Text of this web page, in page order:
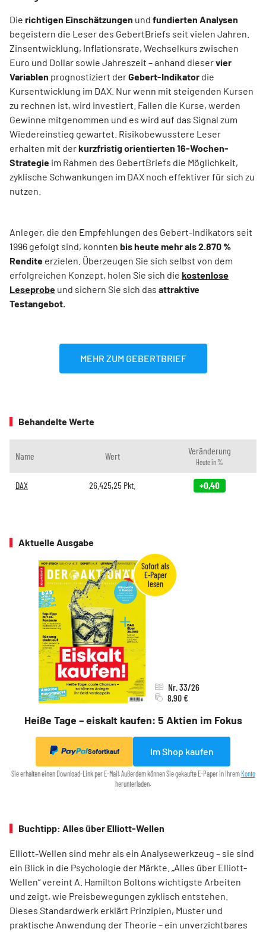
Die richtigen Einschätzungen und fundierten Analysen
begeistern die Leser des GebertBriefs seit vielen Jahren.
Zinsentwicklung, Inflationsrate, Wechselkurs zwischen
Euro und Dollar sowie Jahreszeit – anhand dieservier
Variablen prognostiziert derGebert-Indikator die
Kursentwicklung im DAX. Nur wenn mit steigenden Kursen
zu rechnen ist, wird investiert. Fallen die Kurse, werden
Gewinne mitgenommen und es wird auf das Signal zum
Wiedereinstieg gewartet. Risikobewusstere Leser
erhalten mit derkurzfristig orientierten 16-Wochen-
Strategie im Rahmen des GebertBriefs die Möglichkeit,
zyklische Schwankungen im DAX noch effektiver für sich zu
nutzen.
Anleger, die den Empfehlungen des Gebert-Indikators seit
1996 gefolgt sind, konnten bis heute mehr als 2.870 %
Rendite erzielen. Überzeugen Sie sich selbst von dem
erfolgreichen Konzept, holen Sie sich die kostenlose
Leseprobe und sichern Sie sich das attraktive
Testangebot.
MEHR ZUM GEBERTBRIEF
Behandelte Werte
Name Wert Veränderung
Heute in %
DAX 26.425,25 Pkt. +0,40
Aktuelle Ausgabe
Heiße Tage – eiskalt kaufen: 5 Aktien im Fokus
Nr. 33/26
8,90 €
Sofortkauf Im Shop kaufen
Sie erhalten einen Download-Link per E-Mail. Außerdem können Sie gekaufte E-Paper in IhremKonto
herunterladen.
Buchtipp: Alles über Elliott-Wellen
Elliott-Wellen sind mehr als ein Analysewerkzeug – sie sind
ein Blick in die Psychologie der Märkte. „Alles über Elliott-
Wellen“ vereint A. Hamilton Boltons wichtigste Arbeiten
und zeigt, wie Preisbewegungen zyklisch entstehen.
Dieses Standardwerk erklärt Prinzipien, Muster und
praktische Anwendung der Theorie – ein unverzichtbares